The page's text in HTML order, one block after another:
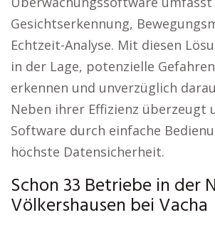
Gesichtserkennung,
Echtzeit-Analyse. Mit diesen
in der Lage, potenzielle
erkennen und unverzüglich
Neben ihrer Effizienz überzeugt
Software durch einfache
höchste Datensicherheit.
Schon 33 Betriebe in der
Völkershausen bei Vacha